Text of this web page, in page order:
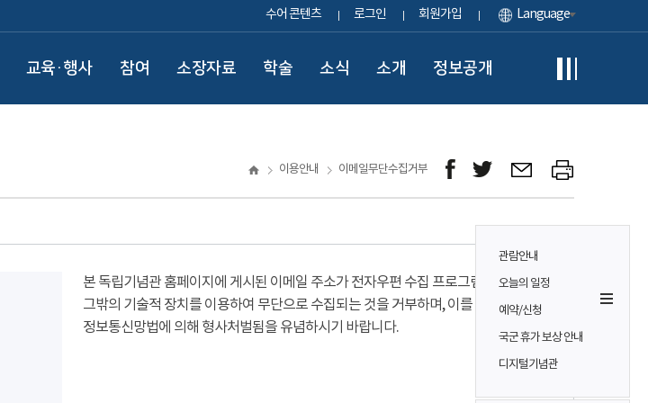
수어 콘텐츠 로그인 회원가입 Language
교육·행사 참여 소장자료 학술 소식 소개 정보공개
관람안내
오늘의 일정
예약/신청
국군 휴가 보상 안내
디지털기념관
이용안내 이메일무단수집거부
본 독립기념관 홈페이지에 게시된 이메일 주소가 전자우편 수집 프로그램이나
그밖의 기술적 장치를 이용하여 무단으로 수집되는 것을 거부하며, 이를 위반시
정보통신망법에 의해 형사처벌됨을 유념하시기 바랍니다.